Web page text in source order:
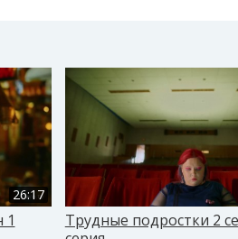
26:17
1
Трудные подростки 2